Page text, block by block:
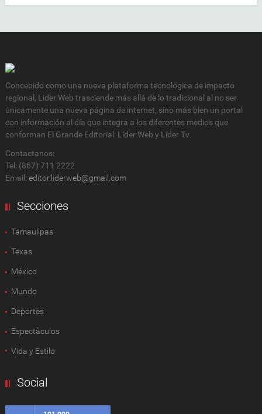
Concebido como una nueva plataforma tecnológica de impacto
regional, Lider Web trasciende más allá de lo tradicional al no ser
únicamente una nueva página de internet, sino más bien un portal
con información al día que integra a los diferentes medios que
conforman El Grande Editorial: Líder Web y Líder Tv
Contactanos:
Tel: (867) 711 2222
Email: editor.liderweb@gmail.com
Secciones
Tamaulipas
Texas
México
Mundo
Deportes
Espectàculos
Vida y Estilo
Social